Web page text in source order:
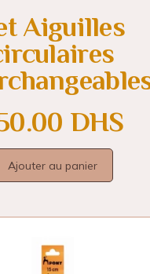
Aiguilles
DHS
Ajouter au panier